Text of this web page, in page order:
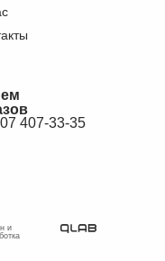
407-33-35
и